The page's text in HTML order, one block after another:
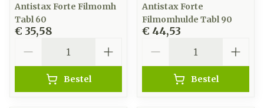
Antistax Forte Filmomh
Tabl 60
€ 35,58
Bestel
Antistax Forte
Filmomhulde Tabl 90
€ 44,53
Bestel